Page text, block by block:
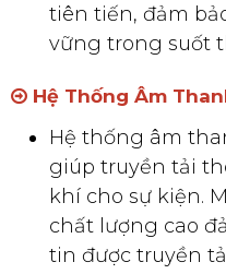
tiên tiến, đảm
vững trong suốt
Hệ Thống Âm
Hệ thống âm
giúp truyền tải
khí cho sự kiện.
chất lượng cao
tin được truyền